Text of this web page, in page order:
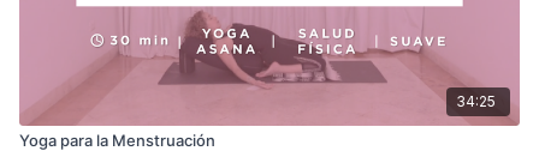
34:25
Yoga para la Menstruación